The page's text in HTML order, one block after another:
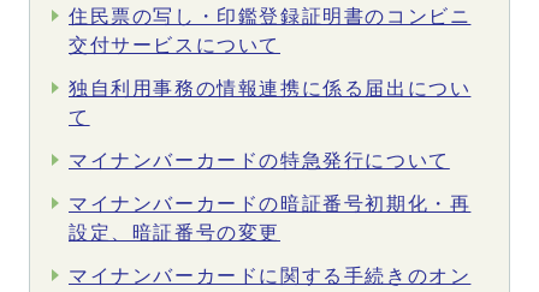
住民票の写し・印鑑登録証明書のコンビニ
交付サービスについて
独自利用事務の情報連携に係る届出につい
て
マイナンバーカードの特急発行について
マイナンバーカードの暗証番号初期化・再
設定、暗証番号の変更
マイナンバーカードに関する手続きのオン